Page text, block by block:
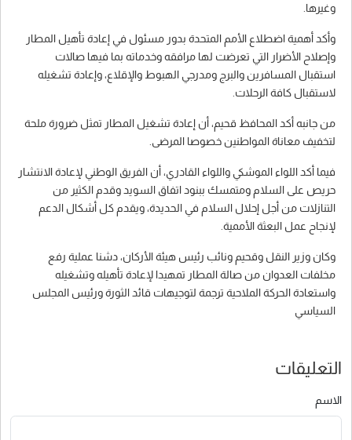
وغيرها.
وأكد أهمية اضطلاع الأمم المتحدة بدور مسئول في إعادة تأهيل المطار
وإصلاح الأضرار التي تعرضت لها مرافقه وخدماته بما فيها صالات
استقبال المسافرين والبرج ومدرجي الهبوط والإقلاع، وإعادة تشغيله
لاستقبال كافة الرحلات.
من جانبه أكد المحافظ قحيم، أن إعادة تشغيل المطار تمثل ضرورة ملحة
لتخفيف معاناة المواطنين خصوصا المرضى.
فيما أكد اللواء الموشكي واللواء القادري، أن الفريق الوطني لإعادة الانتشار
حريص على السلام ومتمسك ببنود اتفاق السويد وقدم الكثير من
التنازلات من أجل إحلال السلام في الحديدة، ويقدم كل أشكال الدعم
لإنجاح عمل البعثة الأممية.
وكان وزير النقل وقحيم ونائب رئيس هيئة الأركان، دشنا عملية رفع
مخلفات العدوان من صالة المطار تمهيدا لإعادة تأهيله وتشغيله
واستعادة الحركة الملاحية ترجمة لتوجيهات قائد الثورة ورئيس المجلس
السياسي
التعليقات
الاسم